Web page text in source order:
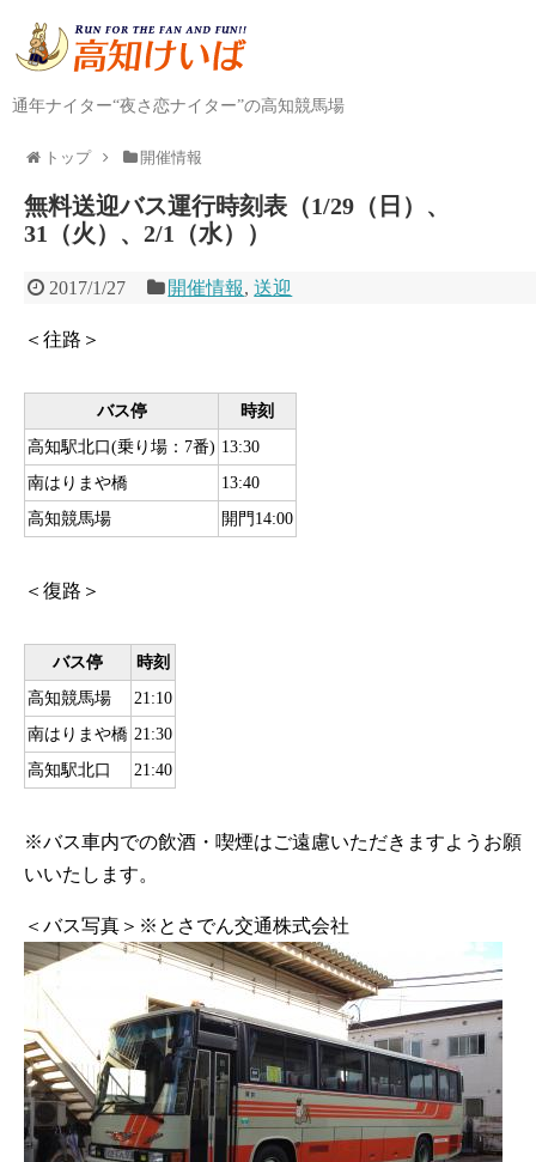
通年ナイター“夜さ恋ナイター”の高知競馬場
トップ 開催情報
無料送迎バス運行時刻表（1/29（日）、
31（火）、2/1（水））
2017/1/27 開催情報,送迎
＜往路＞
バス停
時刻
高知駅北口(乗り場：7番) 13:30
南はりまや橋
13:40
高知競馬場
開門14:00
＜復路＞
バス停
時刻
高知競馬場
21:10
南はりまや橋 21:30
高知駅北口
21:40
※バス車内での飲酒・喫煙はご遠慮いただきますようお願
いいたします。
＜バス写真＞※とさでん交通株式会社